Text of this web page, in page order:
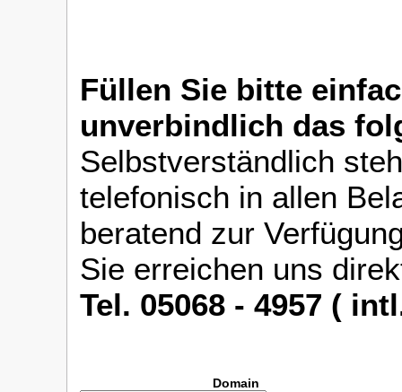
Füllen Sie bitte
unverbindlich das
Selbstverständlich
telefonisch in allen
beratend zur
Sie erreichen uns
Tel. 05068 - 4957 (
Domain